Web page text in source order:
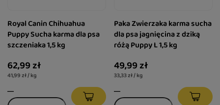
Royal Canin Chihuahua
Puppy Sucha karma dla psa
szczeniaka 1,5 kg
62,99 zł
41,99 zł / kg
Paka Zwierzaka karma sucha
dla psa jagnięcina z dziką
różą Puppy L 1,5 kg
49,99 zł
33,33 zł / kg